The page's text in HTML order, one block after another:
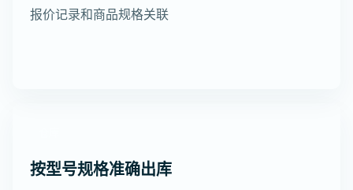
报价记录和商品规格关联
按型号规格准确出库